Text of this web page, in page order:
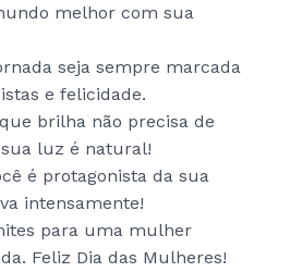
melhor com sua
seja sempre marcada
e felicidade.
brilha não precisa de
luz é natural!
é protagonista da sua
intensamente!
para uma mulher
Feliz Dia das Mulheres!